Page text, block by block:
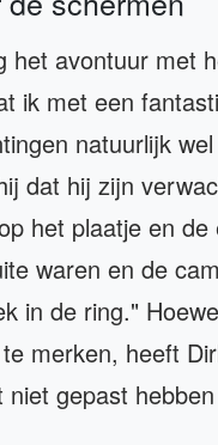
het avontuur met
ik met een
natuurlijk
dat hij zijn
het plaatje en de
waren en de
in de ring."
merken, heeft
niet gepast